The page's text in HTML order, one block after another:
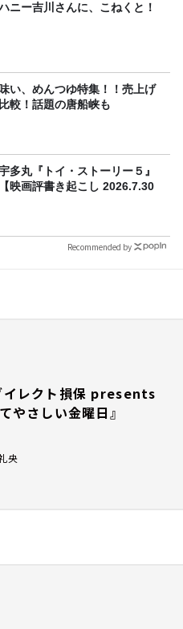
ニー吉川さんに、こねくと！
い、めんつゆ特集！！売上げ
較！話題の唐船峡も
多丸『トイ・ストーリー５』
映画評書き起こし 2026.7.30
Recommended by
イレクト損保 presents
てやさしい金曜日』
央